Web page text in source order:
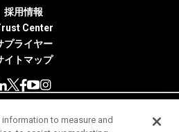
採用情報
Center
プライヤー
イトマップ
All Rights Reserved.
to measure and